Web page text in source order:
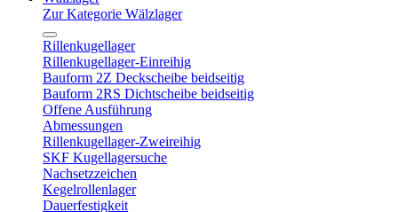
Zur Kategorie Wälzlager
Rillenkugellager
Rillenkugellager-Einreihig
Bauform 2Z Deckscheibe beidseitig
Bauform 2RS Dichtscheibe beidseitig
Offene Ausführung
Abmessungen
Rillenkugellager-Zweireihig
SKF Kugellagersuche
Nachsetzzeichen
Kegelrollenlager
Dauerfestigkeit